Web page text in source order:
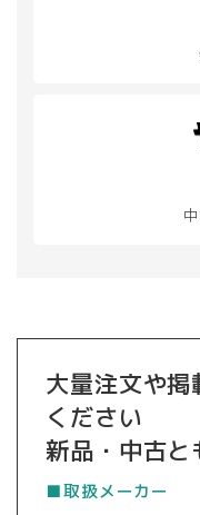
大量注文や
ください
新品・中古と
■取扱メーカー